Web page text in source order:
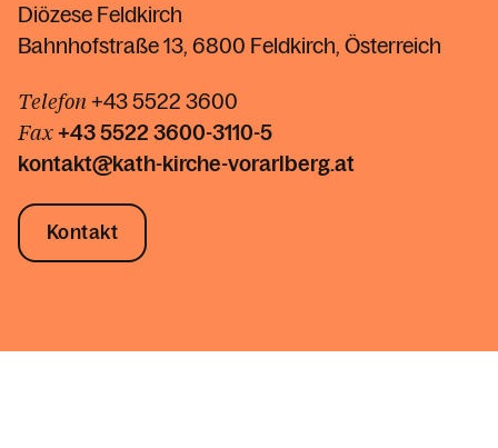
Diözese Feldkirch
Bahnhofstraße 13, 6800 Feldkirch, Österreich
Telefon +43 5522 3600
Fax+43 5522 3600-3110-5
kontakt@kath-kirche-vorarlberg.at
Kontakt